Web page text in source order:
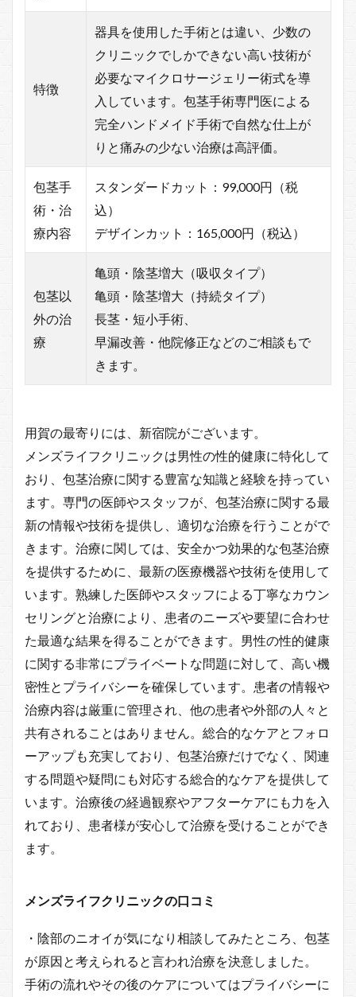
特徴
器具を使用した手術とは違い、少数の
クリニックでしかできない高い技術が
必要なマイクロサージェリー術式を導
入しています。包茎手術専門医による
完全ハンドメイド手術で自然な仕上が
りと痛みの少ない治療は高評価。
包茎手
術・治
療内容
スタンダードカット：99,000円（税
込）
デザインカット：165,000円（税込）
包茎以
外の治
療
亀頭・陰茎増大（吸収タイプ）
亀頭・陰茎増大（持続タイプ）
長茎・短小手術、
早漏改善・他院修正などのご相談もで
きます。
用賀の最寄りには、新宿院がございます。
メンズライフクリニックは男性の性的健康に特化して
おり、包茎治療に関する豊富な知識と経験を持ってい
ます。専門の医師やスタッフが、包茎治療に関する最
新の情報や技術を提供し、適切な治療を行うことがで
きます。治療に関しては、安全かつ効果的な包茎治療
を提供するために、最新の医療機器や技術を使用して
います。熟練した医師やスタッフによる丁寧なカウン
セリングと治療により、患者のニーズや要望に合わせ
た最適な結果を得ることができます。男性の性的健康
に関する非常にプライベートな問題に対して、高い機
密性とプライバシーを確保しています。患者の情報や
治療内容は厳重に管理され、他の患者や外部の人々と
共有されることはありません。総合的なケアとフォロ
ーアップも充実しており、包茎治療だけでなく、関連
する問題や疑問にも対応する総合的なケアを提供して
います。治療後の経過観察やアフターケアにも力を入
れており、患者様が安心して治療を受けることができ
ます。
メンズライフクリニックの口コミ
・陰部のニオイが気になり相談してみたところ、包茎
が原因と考えられると言われ治療を決意しました。
手術の流れやその後のケアについてはプライバシーに